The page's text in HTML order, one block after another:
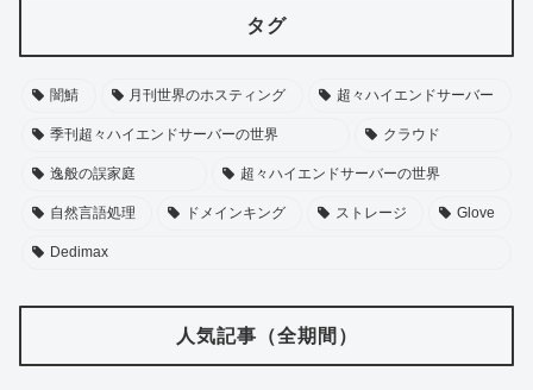
タグ
闇鯖 月刊世界のホスティング 超々ハイエンドサーバー
季刊超々ハイエンドサーバーの世界 クラウド
逸般の誤家庭 超々ハイエンドサーバーの世界
自然言語処理 ドメインキング ストレージ Glove
Dedimax
人気記事（全期間）